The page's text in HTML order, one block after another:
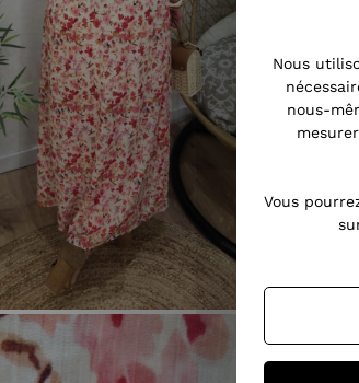
Nous
nous-
Vous